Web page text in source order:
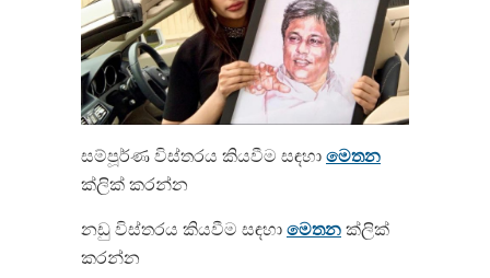
සම්පූර්ණ විස්තරය කියවීම සඳහාමෙතන
ක්ලික් කරන්න​
නඩු විස්තරය කියවීම සඳහාමෙතනක්ලික්
කරන්න​